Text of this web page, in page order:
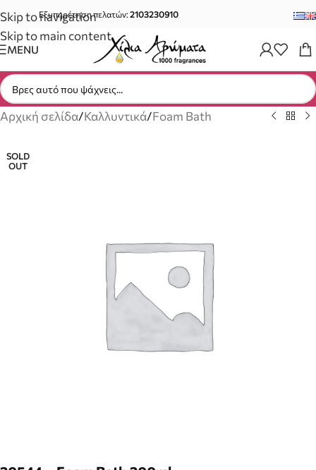
Skip to navigation
Skip to main content
Εξυπηρέτηση πελατών:2103230910
MENU
Αρχική σελίδα/Καλλυντικά/Foam Bath
SOLD
OUT